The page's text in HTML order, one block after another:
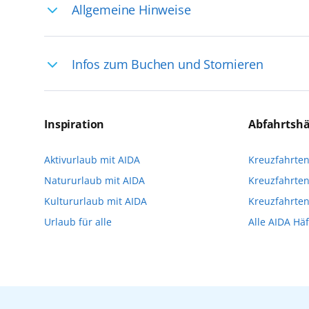
Allgemeine Hinweise
selten, sodass dort englischsprachige
das Reiseerlebnis
Infos zum Buchen und Stornieren
Reservierungsanfrage über aida.de/
Verfügung stehen. Deshalb empfehlen
vorzunehmen.
Inspiration
Aktivurlaub mit AIDA
Natururlaub mit AIDA
Kultururlaub mit AIDA
Urlaub für alle
Alle AIDA